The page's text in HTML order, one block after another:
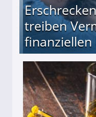
treiben
finanziellen
(34) in den